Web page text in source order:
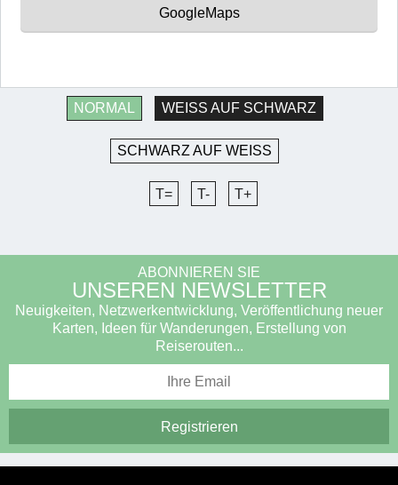
GoogleMaps
NORMAL WEISS AUF SCHWARZ
SCHWARZ AUF WEISS
T= T- T+
ABONNIEREN SIE
UNSEREN NEWSLETTER
Neuigkeiten, Netzwerkentwicklung, Veröffentlichung neuer
Karten, Ideen für Wanderungen, Erstellung von
Reiserouten...